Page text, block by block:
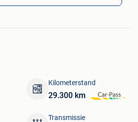
Kilometerstand
29.300 km
Transmissie